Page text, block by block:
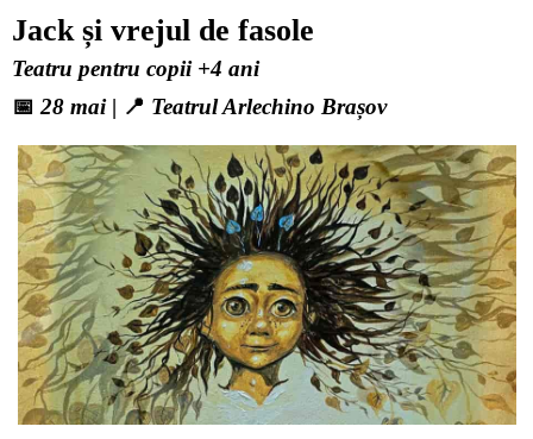
Jack și vrejul de fasole
Teatru pentru copii +4 ani
📅 28 mai| 📍 Teatrul Arlechino Brașov